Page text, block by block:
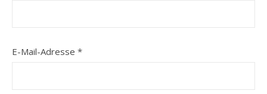
E-Mail-Adresse *